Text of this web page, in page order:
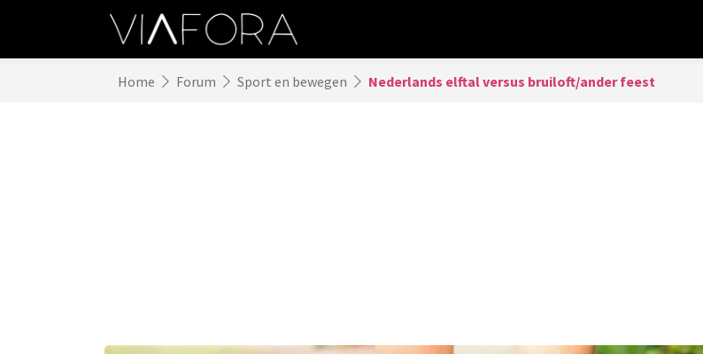
Home Forum Sport en bewegen Nederlands elftal versus bruiloft/ander feest